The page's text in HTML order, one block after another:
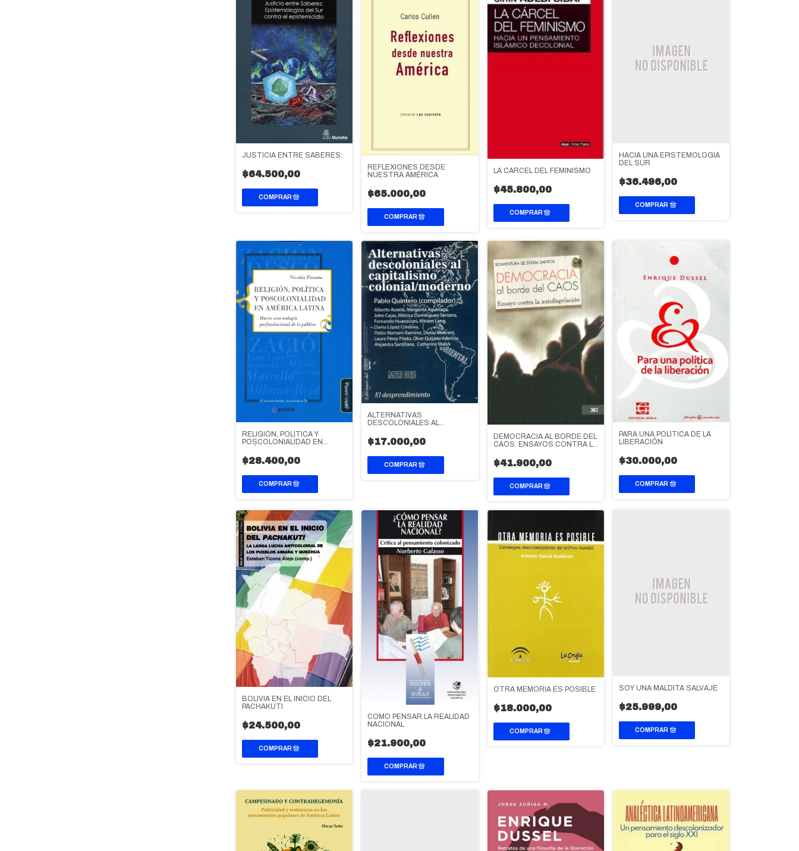
JUSTICIA ENTRE SABERES:
$64.500,00
REFLEXIONES DESDE
NUESTRA AMÉRICA
$65.000,00
LA CARCEL DEL FEMINISMO
$45.800,00
HACIA UNA EPISTEMOLOGÍA
DEL SUR
$36.496,00
RELIGIÓN, POLÍTICA Y
POSCOLONIALIDAD EN
$28.400,00
ALTERNATIVAS
DESCOLONIALES AL
MODERNO
$17.000,00
DEMOCRACIA AL BORDE DEL
CAOS. ENSAYOS CONTRA LA
$41.900,00
PARA UNA POLÍTICA DE LA
LIBERACIÓN
$30.000,00
BOLIVIA EN EL INICIO DEL
PACHAKUTI
$24.500,00
COMO PENSAR LA REALIDAD
NACIONAL
$21.900,00
OTRA MEMORIA ES POSIBLE
$18.000,00
SOY UNA MALDITA SALVAJE
$25.999,00